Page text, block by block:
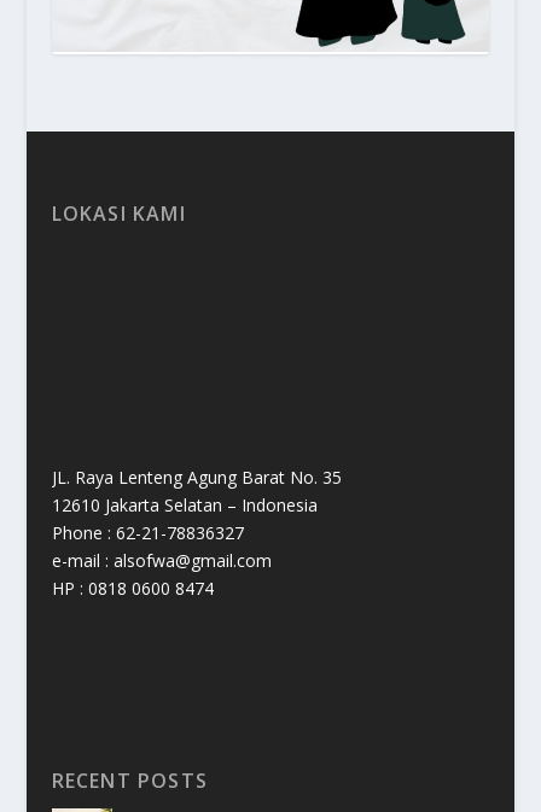
LOKASI KAMI
JL. Raya Lenteng Agung Barat No. 35
12610 Jakarta Selatan – Indonesia
Phone : 62-21-78836327
e-mail : alsofwa@gmail.com
HP : 0818 0600 8474
RECENT POSTS